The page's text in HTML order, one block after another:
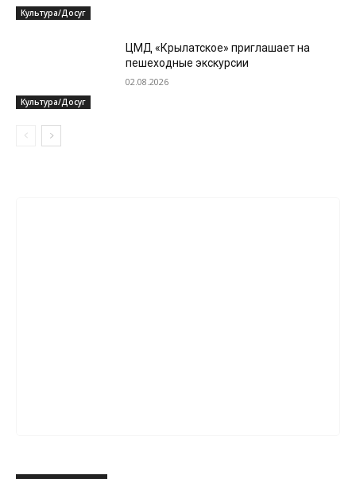
Культура/Досуг
Культура/Досуг
ЦМД «Крылатское» приглашает на
пешеходные экскурсии
02.08.2026